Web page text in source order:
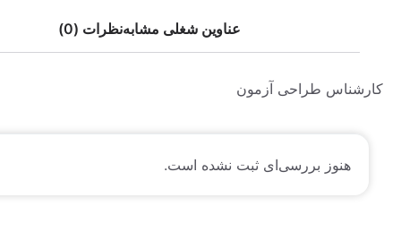
عناوین شغلی مشابهنظرات (0)
طراحی آزمون
بررسی‌ای ثبت نشده است.